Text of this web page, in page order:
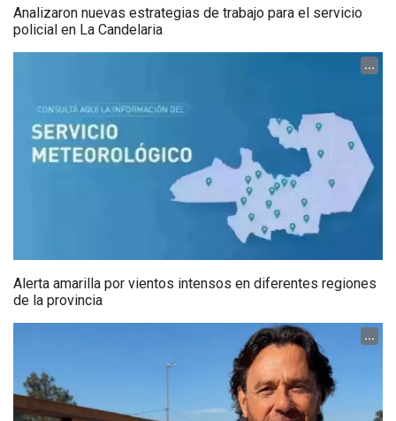
Analizaron nuevas estrategias de trabajo para el servicio
policial en La Candelaria
...
Alerta amarilla por vientos intensos en diferentes regiones
de la provincia
...